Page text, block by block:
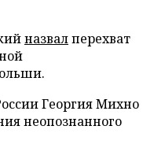
назвалперехват
Георгия Михно
неопознанного